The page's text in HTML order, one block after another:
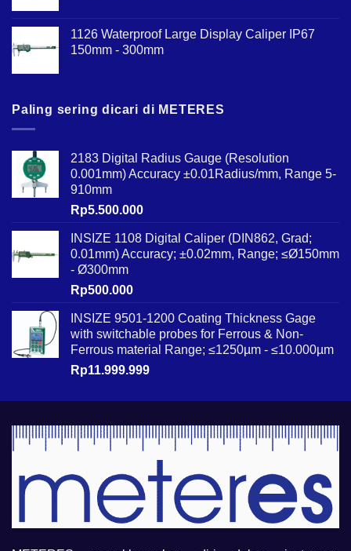
1126 Waterproof Large Display Caliper IP67
150mm - 300mm
Paling sering dicari di METERES
2183 Digital Radius Gauge (Resolution
0.001mm) Accuracy ±0.01Radius/mm, Range 5-
910mm
Rp5.500.000
INSIZE 1108 Digital Caliper (DIN862, Grad;
0.01mm) Accuracy; ±0.02mm, Range; ≤Ø150mm
- Ø300mm
Rp500.000
INSIZE 9501-1200 Coating Thickness Gage
with switchable probes for Ferrous & Non-
Ferrous material Range; ≤1250µm - ≤10.000µm
Rp11.999.999